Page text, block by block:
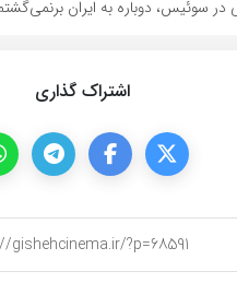
سوئیس، دوباره به ایران
اشتراک گذاری